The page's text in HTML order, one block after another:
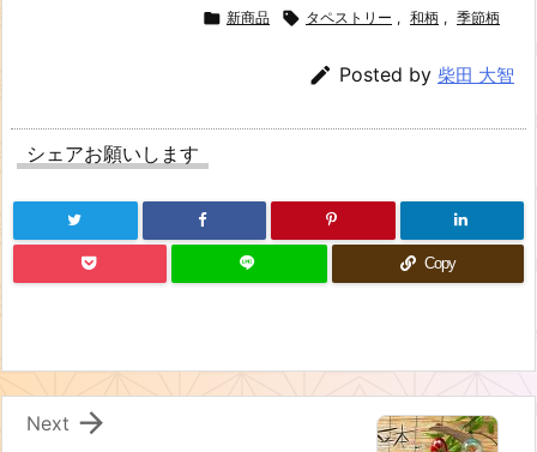
 新商品  タペストリー , 和柄 , 季節柄
 Posted by 柴田 大智
シェアお願いします
Copy

Next